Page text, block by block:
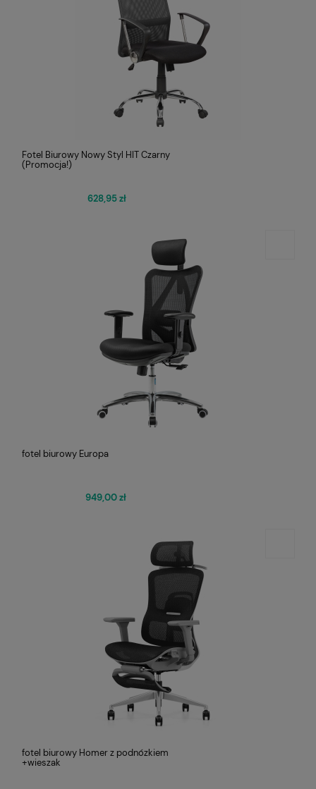
Fotel Biurowy Nowy Styl HIT Czarny
(Promocja!)
628,95 zł
fotel biurowy Europa
949,00 zł
fotel biurowy Homer z podnózkiem
+wieszak